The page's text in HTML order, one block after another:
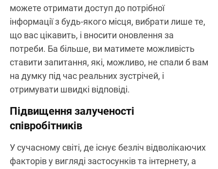
можете отримати доступ до потрібної
інформації з будь-якого місця, вибрати лише те,
що вас цікавить, і вносити оновлення за
потреби. Ба більше, ви матимете можливість
ставити запитання, які, можливо, не спали б вам
на думку під час реальних зустрічей, і
отримувати швидкі відповіді.
Підвищення залученості
співробітників
У сучасному світі, де існує безліч відволікаючих
факторів у вигляді застосунків та інтернету, а